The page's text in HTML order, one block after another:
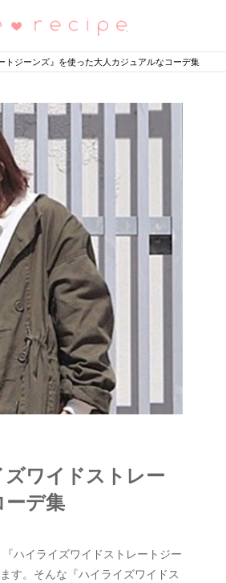
恋愛レシピ
トジーンズ』を使った大人カジュアルなコーデ集
ワイドストレー
ーデ集
ハイライズワイドストレートジー
す。そんな『ハイライズワイドス